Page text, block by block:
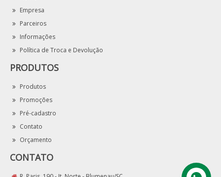
Empresa
Parceiros
Informações
Política de Troca e Devolução
PRODUTOS
Produtos
Promoções
Pré-cadastro
Contato
Orçamento
CONTATO